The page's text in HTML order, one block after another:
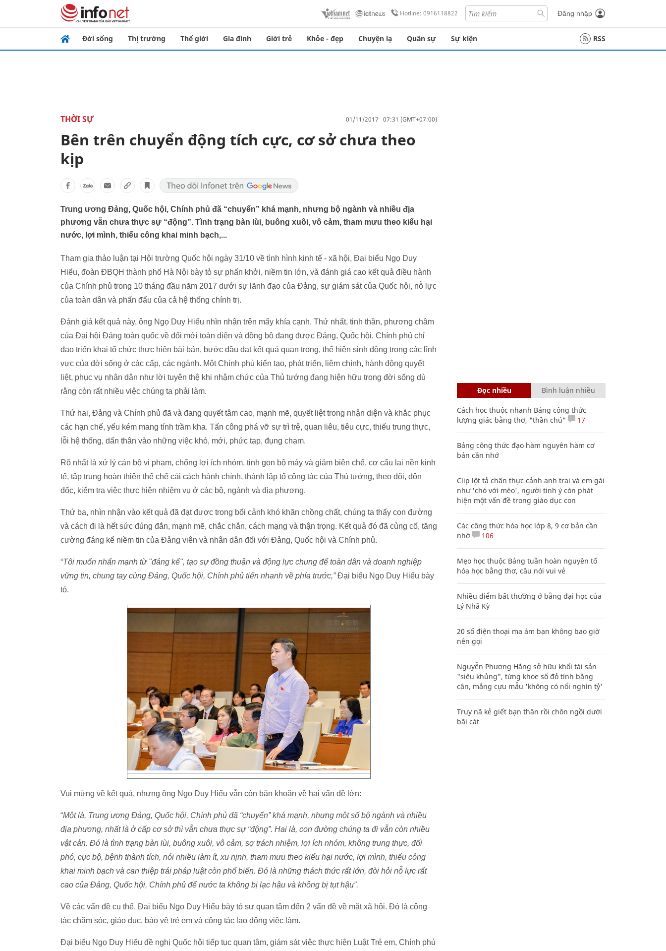
Hotline: 0916118822 Đăng nhập
Đời sống Thị trường Thế giới Gia đình Giới trẻ Khỏe - đẹp Chuyện lạ Quân sự Sự kiện RSS
THỜI SỰ 01/11/2017 07:31 (GMT+07:00)
Bên trên chuyển động tích cực, cơ sở chưa theo
kịp
Trung ương Đảng, Quốc hội, Chính phủ đã “chuyển” khá mạnh, nhưng bộ ngành và nhiều địa
phương vẫn chưa thực sự “động”. Tình trạng bàn lùi, buông xuôi, vô cảm, tham mưu theo kiểu hại
nước, lợi mình, thiếu công khai minh bạch,...
Tham gia thảo luận tại Hội trường Quốc hội ngày 31/10 về tình hình kinh tế - xã hội, Đại biểu Ngọ Duy
Hiểu, đoàn ĐBQH thành phố Hà Nội bày tỏ sự phấn khởi, niềm tin lớn, và đánh giá cao kết quả điều hành
của Chính phủ trong 10 tháng đầu năm 2017 dưới sự lãnh đạo của Đảng, sự giám sát của Quốc hội, nỗ lực
của toàn dân và phấn đấu của cả hệ thống chính trị.
Đánh giá kết quả này, ông Ngọ Duy Hiểu nhìn nhận trên mấy khía cạnh. Thứ nhất, tinh thần, phương châm
của Đại hội Đảng toàn quốc về đổi mới toàn diện và đồng bộ đang được Đảng, Quốc hội, Chính phủ chỉ
đạo triển khai tổ chức thực hiện bài bản, bước đầu đạt kết quả quan trọng, thể hiện sinh động trong các lĩnh
vực của đời sống ở các cấp, các ngành. Một Chính phủ kiến tạo, phát triển, liêm chính, hành động quyết
liệt, phục vụ nhân dân như lời tuyên thệ khi nhậm chức của Thủ tướng đang hiện hữu trong đời sống dù
rằng còn rất nhiều việc chúng ta phải làm.
Thứ hai, Đảng và Chính phủ đã và đang quyết tâm cao, mạnh mẽ, quyết liệt trong nhận diện và khắc phục
các hạn chế, yếu kém mang tính trầm kha. Tấn công phá vỡ sự trì trệ, quan liêu, tiêu cực, thiếu trung thực,
lỗi hệ thống, dấn thân vào những việc khó, mới, phức tạp, đụng chạm.
Rõ nhất là xử lý cán bộ vi phạm, chống lợi ích nhóm, tinh gọn bộ máy và giảm biên chế, cơ cấu lại nền kinh
tế, tập trung hoàn thiện thể chế cải cách hành chính, thành lập tổ công tác của Thủ tướng, theo dõi, đôn
đốc, kiểm tra việc thực hiện nhiệm vụ ở các bộ, ngành và địa phương.
Thứ ba, nhìn nhận vào kết quả đã đạt được trong bối cảnh khó khăn chồng chất, chúng ta thấy con đường
và cách đi là hết sức đúng đắn, mạnh mẽ, chắc chắn, cách mạng và thận trọng. Kết quả đó đã củng cố, tăng
cường đáng kể niềm tin của Đảng viên và nhân dân đối với Đảng, Quốc hội và Chính phủ.
“Tôi muốn nhấn mạnh từ "đáng kể", tạo sự đồng thuận và động lực chung để toàn dân và doanh nghiệp
vững tin, chung tay cùng Đảng, Quốc hội, Chính phủ tiến nhanh về phía trước,”Đại biểu Ngọ Duy Hiểu bày
tỏ.
Vui mừng về kết quả, nhưng ông Ngọ Duy Hiểu vẫn còn băn khoăn về hai vấn đề lớn:
“Một là, Trung ương Đảng, Quốc hội, Chính phủ đã “chuyển” khá mạnh, nhưng một số bộ ngành và nhiều
địa phương, nhất là ở cấp cơ sở thì vẫn chưa thực sự “động”. Hai là, con đường chúng ta đi vẫn còn nhiều
vật cản. Đó là tình trạng bàn lùi, buông xuôi, vô cảm, sợ trách nhiệm, lợi ích nhóm, không trung thực, đối
phó, cục bộ, bệnh thành tích, nói nhiều làm ít, xu nịnh, tham mưu theo kiểu hại nước, lợi mình, thiếu công
khai minh bạch và can thiệp trái pháp luật còn phổ biến. Đó là những thách thức rất lớn, đòi hỏi nỗ lực rất
cao của Đảng, Quốc hội, Chính phủ để nước ta không bị lạc hậu và không bị tụt hậu”.
Về các vấn đề cụ thể, Đại biểu Ngọ Duy Hiểu bày tỏ sự quan tâm đến 2 vấn đề về mặt xã hội. Đó là công
tác chăm sóc, giáo dục, bảo vệ trẻ em và công tác lao động việc làm.
Đại biểu Ngọ Duy Hiểu đề nghị Quốc hội tiếp tục quan tâm, giám sát việc thực hiện Luật Trẻ em, Chính phủ
Đọc nhiều Bình luận nhiều
Cách học thuộc nhanh Bảng công thức
lượng giác bằng thơ, "thần chú"
17
Bảng công thức đạo hàm nguyên hàm cơ
bản cần nhớ
Clip lột tả chân thực cảnh anh trai và em gái
như 'chó với mèo', người tinh ý còn phát
hiện một vấn đề trong giáo dục con
Các công thức hóa học lớp 8, 9 cơ bản cần
nhớ
106
Mẹo học thuộc Bảng tuần hoàn nguyên tố
hóa học bằng thơ, câu nói vui vẻ
Nhiều điểm bất thường ở bằng đại học của
Lý Nhã Kỳ
20 số điện thoại ma ám bạn không bao giờ
nên gọi
Nguyễn Phương Hằng sở hữu khối tài sản
"siêu khủng", từng khoe sổ đỏ tính bằng
cân, mắng cựu mẫu 'không có nổi nghìn tỷ'
Truy nã kẻ giết bạn thân rồi chôn ngồi dưới
bãi cát